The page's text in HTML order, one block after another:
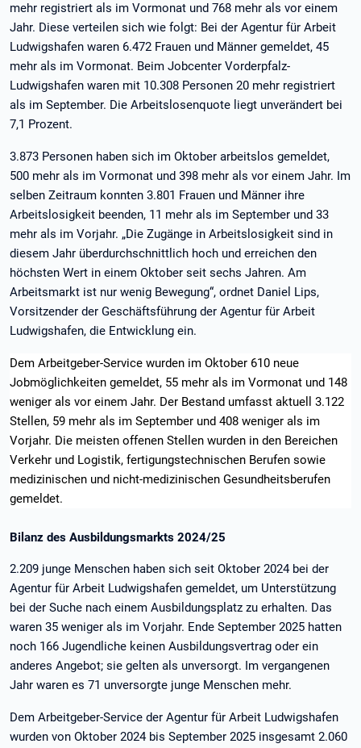
mehr registriert als im Vormonat und 768 mehr als vor einem
Jahr. Diese verteilen sich wie folgt: Bei der Agentur für Arbeit
Ludwigshafen waren 6.472 Frauen und Männer gemeldet, 45
mehr als im Vormonat. Beim Jobcenter Vorderpfalz-
Ludwigshafen waren mit 10.308 Personen 20 mehr registriert
als im September. Die Arbeitslosenquote liegt unverändert bei
7,1 Prozent.
3.873 Personen haben sich im Oktober arbeitslos gemeldet,
500 mehr als im Vormonat und 398 mehr als vor einem Jahr. Im
selben Zeitraum konnten 3.801 Frauen und Männer ihre
Arbeitslosigkeit beenden, 11 mehr als im September und 33
mehr als im Vorjahr. „Die Zugänge in Arbeitslosigkeit sind in
diesem Jahr überdurchschnittlich hoch und erreichen den
höchsten Wert in einem Oktober seit sechs Jahren. Am
Arbeitsmarkt ist nur wenig Bewegung“, ordnet Daniel Lips,
Vorsitzender der Geschäftsführung der Agentur für Arbeit
Ludwigshafen, die Entwicklung ein.
Dem Arbeitgeber-Service wurden im Oktober 610 neue
Jobmöglichkeiten gemeldet, 55 mehr als im Vormonat und 148
weniger als vor einem Jahr. Der Bestand umfasst aktuell 3.122
Stellen, 59 mehr als im September und 408 weniger als im
Vorjahr. Die meisten offenen Stellen wurden in den Bereichen
Verkehr und Logistik, fertigungstechnischen Berufen sowie
medizinischen und nicht-medizinischen Gesundheitsberufen
gemeldet.
Bilanz des Ausbildungsmarkts 2024/25
2.209 junge Menschen haben sich seit Oktober 2024 bei der
Agentur für Arbeit Ludwigshafen gemeldet, um Unterstützung
bei der Suche nach einem Ausbildungsplatz zu erhalten. Das
waren 35 weniger als im Vorjahr. Ende September 2025 hatten
noch 166 Jugendliche keinen Ausbildungsvertrag oder ein
anderes Angebot; sie gelten als unversorgt. Im vergangenen
Jahr waren es 71 unversorgte junge Menschen mehr.
Dem Arbeitgeber-Service der Agentur für Arbeit Ludwigshafen
wurden von Oktober 2024 bis September 2025 insgesamt 2.060